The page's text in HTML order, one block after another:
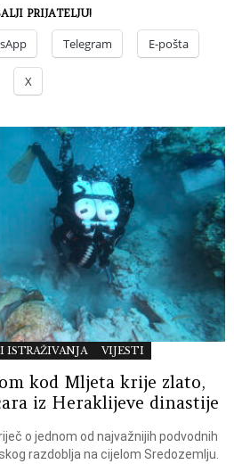
PRIJATELJU!
Telegram E-pošta
X
VIJESTI
kod Mljeta krije zlato,
iz Heraklijeve dinastije
o jednom od najvažnijih podvodnih
razdoblja na cijelom Sredozemlju.